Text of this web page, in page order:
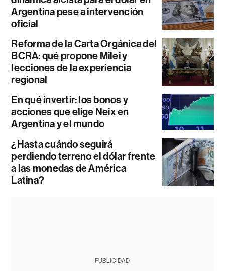
Argentina pese a intervención
oficial
Reforma de la Carta Orgánica del
BCRA: qué propone Milei y
lecciones de la experiencia
regional
En qué invertir: los bonos y
acciones que elige Neix en
Argentina y el mundo
¿Hasta cuándo seguirá
perdiendo terreno el dólar frente
a las monedas de América
Latina?
PUBLICIDAD